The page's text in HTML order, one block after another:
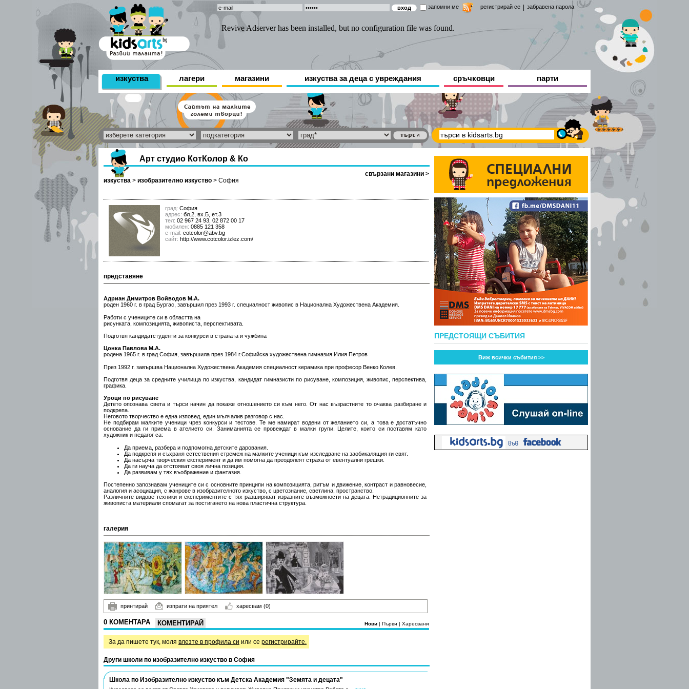
запомни ме регистрирай се забравена парола
изкуства лагери магазини изкуства за деца с увреждания сръчковци парти
Арт студио КотКолор & Ко
изкуства > изобразително изкуство > София
свързани магазини >
град: София
адрес: бл.2, вх.Б, ет.3
тел: 02 967 24 93, 02 872 00 17
мобилен: 0885 121 358
е-mail: cotcolor@abv.bg
сайт: http://www.cotcolor.izlez.com/
представяне
Адриан Димитров Войводов M.A.
роден 1960 г. в град Бургас, завършил през 1993 г. специалност живопис в Национална Художествена Академия.
Работи с учениците си в областта на
рисунката, композицията, живописта, перспективата.
Подготвя кандидатстуденти за конкурси в страната и чужбина
Цонка Павлова M.A.
родена 1965 г. в град София, завършила през 1984 г.Софийска художествена гимназия Илия Петров
През 1992 г. завършва Национална Художествена Академия специалност керамика при професор Венко Колев.
Подготвя деца за средните училища по изкуства, кандидат гимназисти по рисуване, композиция, живопис, перспектива,
графика.
Уроци по рисуване
Детето опознава света и търси начин да покаже отношението си към него. От нас възрастните то очаква разбиране и
подкрепа.
Неговото творчество е една изповед, един мълчалив разговор с нас.
Не подбирам малкитe ученици чрез конкурси и тестове. Те ме намират водени от желанието си, а това е достатъчно
основание да ги приема в ателието си. Заниманията се провеждат в малки групи. Целите, които си поставям като
художник и педагог са:
Да приема, разбера и подпомогна детските дарования.
Да подкрепя и съхраня естествения стремеж на малките ученици към изследване на заобикалящия ги свят.
Да насърча творческия експеримент и да им помогна да преодолеят страха от евентуални грешки.
Да ги науча да отстояват своя лична позиция.
Да развивам у тях въображение и фантазия.
Постепенно запознавам учениците си с основните принципи на композицията, ритъм и движение, контраст и равновесие,
аналогия и асоциация, с жанрове в изобразителното изкуство, с цветознание, светлина, пространство.
Различните видове техники и експериментите с тях разширяват изразните възможности на децата. Нетрадиционните за
живописта материали спомагат за постигането на нова пластична структура.
галерия
принтирай изпрати на приятел харесвам (0)
0 КОМЕНТАРА КОМЕНТИРАЙ Нови | Първи | Харесвани
За да пишете тук, моля влезте в профила си или се регистрирайте.
Други школи по изобразително изкуство в София
Школа по Изобразително изкуство към Детска Академия "Земята и децата"
ПРЕДСТОЯЩИ СЪБИТИЯ
Виж всички събития >>